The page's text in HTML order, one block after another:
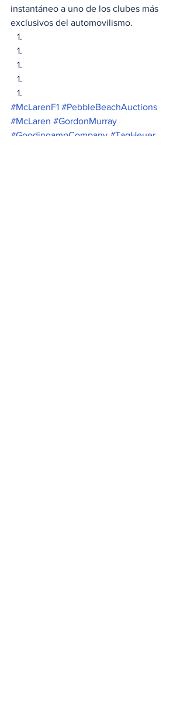
instantáneo a uno de los clubes más
exclusivos del automovilismo.
#McLarenF1 #PebbleBeachAuctions
#McLaren #GordonMurray
#GoodingampCompany #TagHeuer